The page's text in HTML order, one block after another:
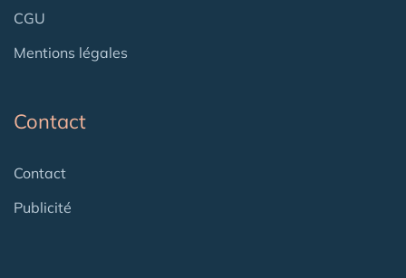
CGU
Mentions légales
Contact
Contact
Publicité